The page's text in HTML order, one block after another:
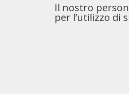
Il nostro
per l’utilizzo di